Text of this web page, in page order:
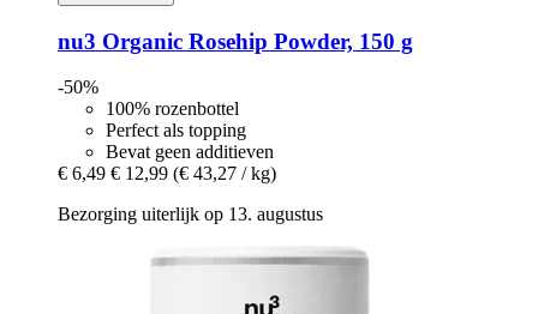
nu3 Organic Rosehip Powder, 150 g
-50%
100% rozenbottel
Perfect als topping
Bevat geen additieven
€ 6,49 € 12,99 (€ 43,27 / kg)
Bezorging uiterlijk op 13. augustus